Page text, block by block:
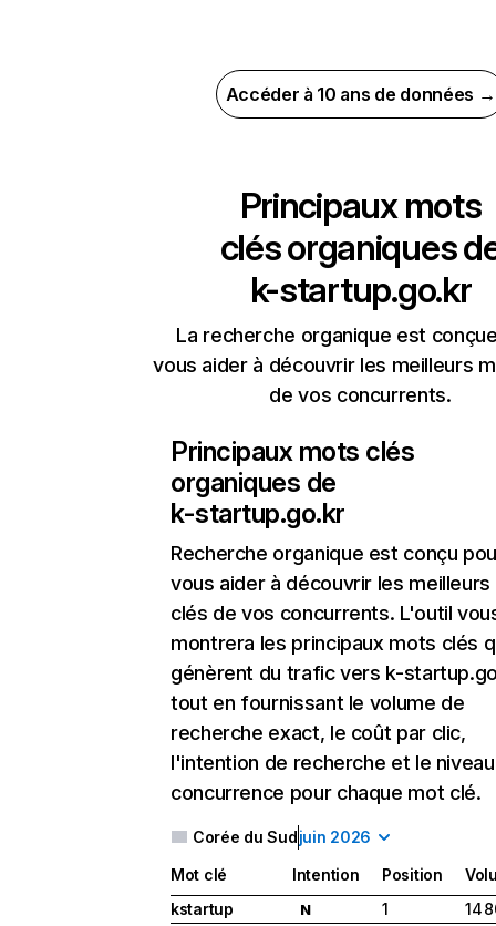
Accéder à 10 ans de données →
Principaux mots
clés organiques
k-startup.go.kr
La recherche organique est
vous aider à découvrir les meilleurs
de vos concurrents.
Principaux mots clés
organiques de
k-startup.go.kr
Recherche organique est conçu
vous aider à découvrir les
clés de vos concurrents. L'outil
montrera les principaux mots clés
génèrent du trafic vers k-
tout en fournissant le volume de
recherche exact, le coût par clic,
l'intention de recherche et le
concurrence pour chaque mot clé.
Corée du Sudjuin 2026
Mot clé Intention Position
kstartup
N 1
14